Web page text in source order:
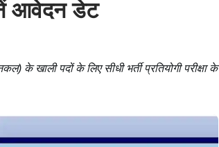
आवेदन डेट
के खाली पदों के लिए सीधी भर्ती प्रतियोगी परीक्षा के